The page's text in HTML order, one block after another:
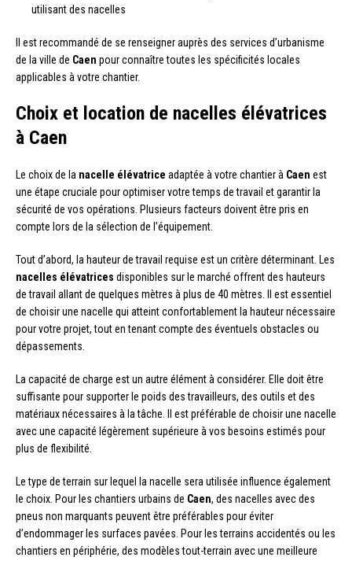
utilisant des nacelles
Il est recommandé de se renseigner auprès des services d’urbanisme
de la ville de Caen pour connaître toutes les spécificités locales
applicables à votre chantier.
Choix et location de nacelles élévatrices
à Caen
Le choix de la nacelle élévatrice adaptée à votre chantier à Caen est
une étape cruciale pour optimiser votre temps de travail et garantir la
sécurité de vos opérations. Plusieurs facteurs doivent être pris en
compte lors de la sélection de l’équipement.
Tout d’abord, la hauteur de travail requise est un critère déterminant. Les
nacelles élévatrices disponibles sur le marché offrent des hauteurs
de travail allant de quelques mètres à plus de 40 mètres. Il est essentiel
de choisir une nacelle qui atteint confortablement la hauteur nécessaire
pour votre projet, tout en tenant compte des éventuels obstacles ou
dépassements.
La capacité de charge est un autre élément à considérer. Elle doit être
suffisante pour supporter le poids des travailleurs, des outils et des
matériaux nécessaires à la tâche. Il est préférable de choisir une nacelle
avec une capacité légèrement supérieure à vos besoins estimés pour
plus de flexibilité.
Le type de terrain sur lequel la nacelle sera utilisée influence également
le choix. Pour les chantiers urbains de Caen, des nacelles avec des
pneus non marquants peuvent être préférables pour éviter
d’endommager les surfaces pavées. Pour les terrains accidentés ou les
chantiers en périphérie, des modèles tout-terrain avec une meilleure